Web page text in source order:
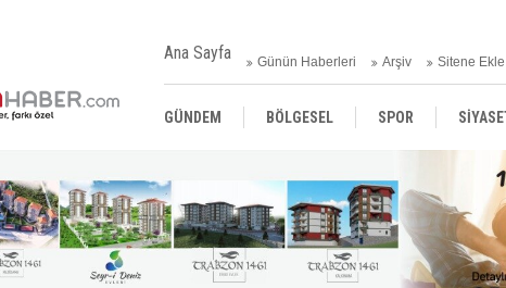
Ana Sayfa Günün Haberleri Arşiv Sitene Ekle
GÜNDEM BÖLGESEL SPOR
SAĞLIK MAGAZİN